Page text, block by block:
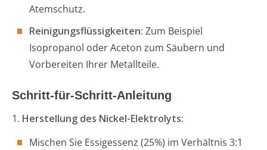
Atemschutz.
Reinigungsflüssigkeiten: Zum Beispiel
Isopropanol oder Aceton zum Säubern und
Vorbereiten Ihrer Metallteile.
Schritt-für-Schritt-Anleitung
1. Herstellung des Nickel-Elektrolyts:
Mischen Sie Essigessenz (25%) im Verhältnis 3:1